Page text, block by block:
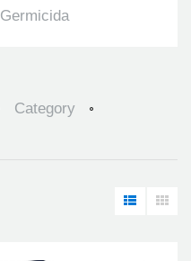
Germicida
Category